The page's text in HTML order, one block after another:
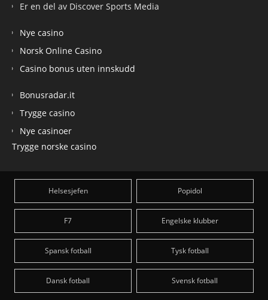
Er en del av Discover Sports Media
Nye casino
Norsk Online Casino
Casino bonus uten innskudd
Bonusradar.it
Trygge casino
Nye casinoer
Trygge norske casino
Helsesjefen Popidol
F7 Engelske klubber
Spansk fotball Tysk fotball
Dansk fotball Svensk fotball